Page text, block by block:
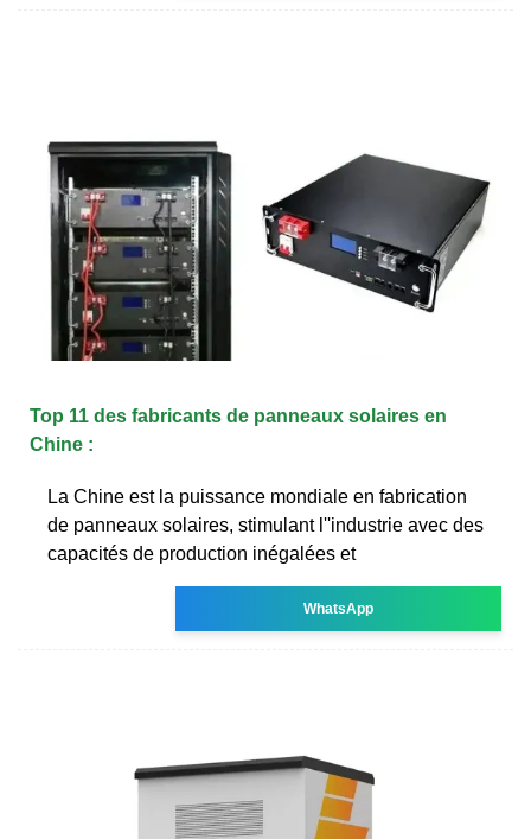
Top 11 des fabricants de panneaux solaires en
Chine :
La Chine est la puissance mondiale en fabrication
de panneaux solaires, stimulant l''industrie avec des
capacités de production inégalées et
WhatsApp